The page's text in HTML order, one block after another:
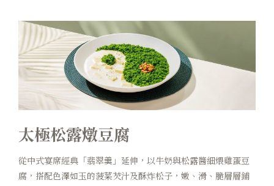
太極松露燉豆腐
從中式宴席經典「翡翠羹」延伸，以牛奶與松露醬細煨雞蛋豆
腐，搭配色澤如玉的菠菜芡汁及酥炸松子，嫩、滑、脆層層鋪